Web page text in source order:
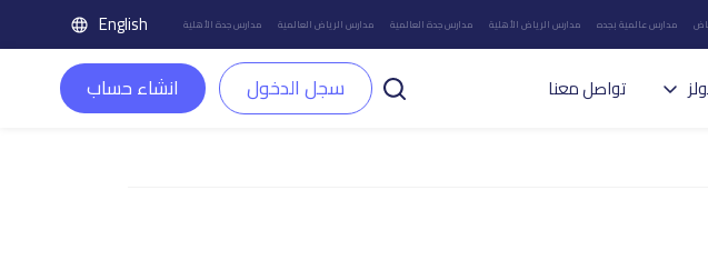
مدارس عالمية بجده مدارس الرياض الأهلية مدارس جدة العالمية مدارس الرياض العالمية مدارس جدة الأهلية English
تواصل معنا سجل الدخول انشاء حساب